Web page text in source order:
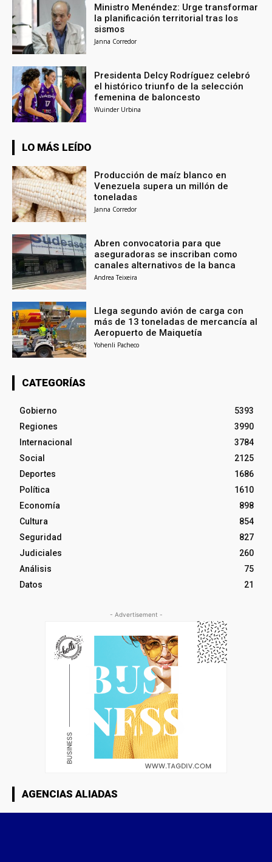
Ministro Menéndez: Urge transformar
la planificación territorial tras los
sismos
Janna Corredor
Presidenta Delcy Rodríguez celebró
el histórico triunfo de la selección
femenina de baloncesto
Wuinder Urbina
LO MÁS LEÍDO
Producción de maíz blanco en
Venezuela supera un millón de
toneladas
Janna Corredor
Abren convocatoria para que
aseguradoras se inscriban como
canales alternativos de la banca
Andrea Teixeira
Llega segundo avión de carga con
más de 13 toneladas de mercancía al
Aeropuerto de Maiquetía
Yohenli Pacheco
CATEGORÍAS
Gobierno
5393
Regiones
3990
Internacional
3784
Social
2125
Deportes
1686
Política
1610
Economía
898
Cultura
854
Seguridad
827
Judiciales
260
Análisis
75
Datos
21
- Advertisement -
AGENCIAS ALIADAS